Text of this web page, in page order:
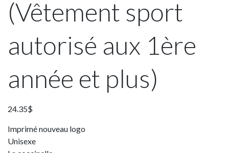
(Vêtement sport
autorisé aux 1ère
année et plus)
24.35$
Imprimé nouveau logo
Unisexe